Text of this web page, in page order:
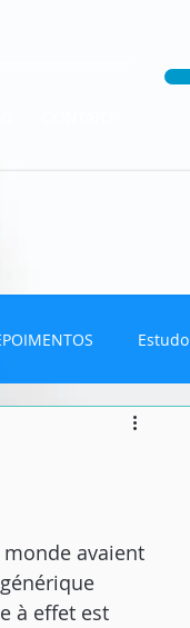
Estudo
avaient
à effet est